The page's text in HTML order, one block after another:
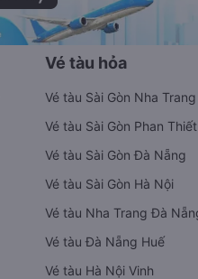
Vé tàu hỏa
Vé tàu Sài Gòn Nha Trang
Vé tàu Sài Gòn Phan Thiết
Vé tàu Sài Gòn Đà Nẵng
Vé tàu Sài Gòn Hà Nội
Vé tàu Nha Trang Đà
Vé tàu Đà Nẵng Huế
Vé tàu Hà Nội Vinh